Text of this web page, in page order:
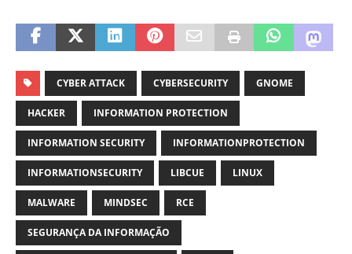
CYBER ATTACK CYBERSECURITY GNOME
HACKER INFORMATION PROTECTION
INFORMATION SECURITY INFORMATIONPROTECTION
INFORMATIONSECURITY LIBCUE LINUX
MALWARE MINDSEC RCE
SEGURANÇA DA INFORMAÇÃO